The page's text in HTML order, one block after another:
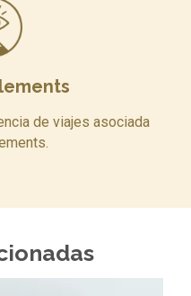
de viajes asociada